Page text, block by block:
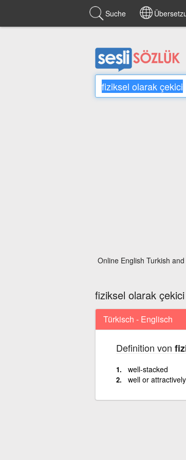
Suche
Online English Turkish
fiziksel olarak çekici
Türkisch - Englisch
Definition von
well-stacked
well or